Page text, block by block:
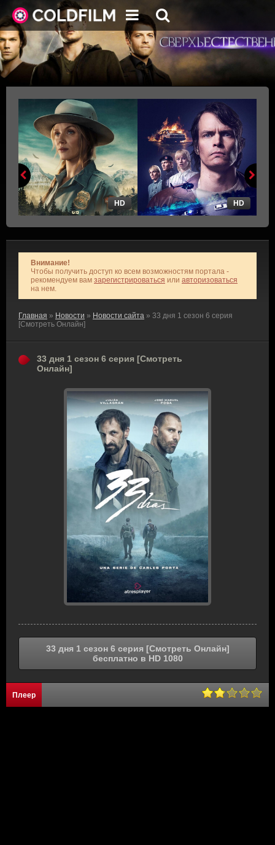
HD HD
Внимание!
Чтобы получить доступ ко всем возможностям портала -
рекомендуем вам зарегистрироваться или авторизоваться
на нем.
Главная » Новости » Новости сайта » 33 дня 1 сезон 6 серия
[Смотреть Онлайн]
33 дня 1 сезон 6 серия [Смотреть
Онлайн]
33 дня 1 сезон 6 серия [Смотреть Онлайн]
бесплатно в HD 1080
Плеер